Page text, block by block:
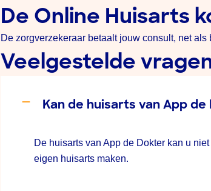
De Online Huisarts
De zorgverzekeraar betaalt jouw consult, net
Veelgestelde
Kan de huisarts van App
De huisarts van App de Dokter kan u
eigen huisarts maken.